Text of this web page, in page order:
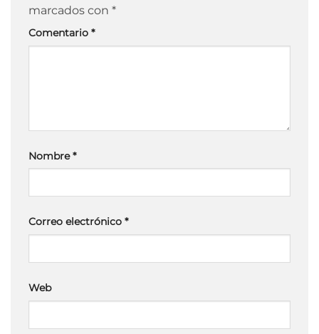
marcados con *
Comentario *
Nombre*
Correo electrónico *
Web